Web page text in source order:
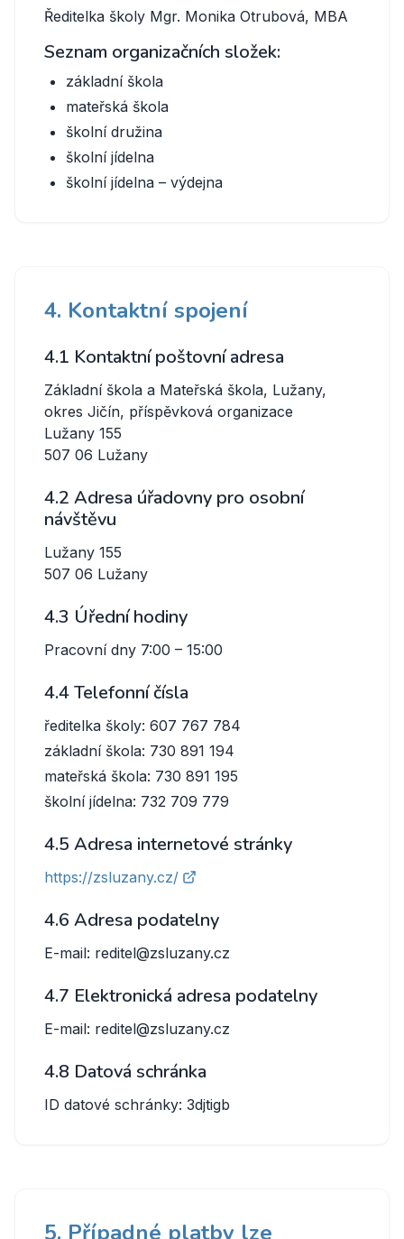
Ředitelka školy Mgr. Monika Otrubová, MBA
Seznam organizačních složek:
základní škola
mateřská škola
školní družina
školní jídelna
školní jídelna – výdejna
4. Kontaktní spojení
4.1 Kontaktní poštovní adresa
Základní škola a Mateřská škola, Lužany,
okres Jičín, příspěvková organizace
Lužany 155
507 06 Lužany
4.2 Adresa úřadovny pro osobní
návštěvu
Lužany 155
507 06 Lužany
4.3 Úřední hodiny
Pracovní dny 7:00 – 15:00
4.4 Telefonní čísla
ředitelka školy: 607 767 784
základní škola: 730 891 194
mateřská škola: 730 891 195
školní jídelna: 732 709 779
4.5 Adresa internetové stránky
https://zsluzany.cz/
4.6 Adresa podatelny
E-mail: reditel@zsluzany.cz
4.7 Elektronická adresa podatelny
E-mail: reditel@zsluzany.cz
4.8 Datová schránka
ID datové schránky: 3djtigb
5. Případné platby lze